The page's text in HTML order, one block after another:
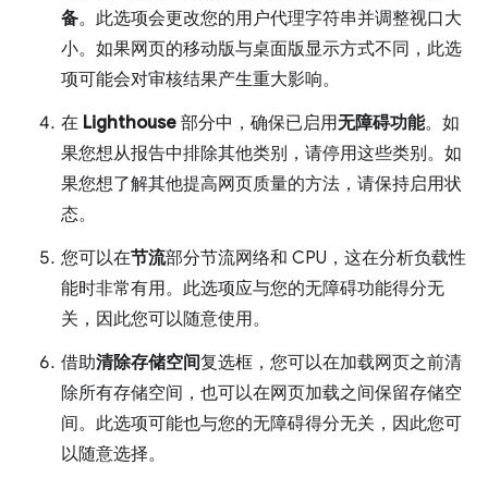
备。此选项会更改您的用户代理字符串并调整视口大
小。如果网页的移动版与桌面版显示方式不同，此选
项可能会对审核结果产生重大影响。
在 Lighthouse 部分中，确保已启用无障碍功能。如
果您想从报告中排除其他类别，请停用这些类别。如
果您想了解其他提高网页质量的方法，请保持启用状
态。
您可以在节流部分节流网络和 CPU，这在分析负载性
能时非常有用。此选项应与您的无障碍功能得分无
关，因此您可以随意使用。
借助清除存储空间复选框，您可以在加载网页之前清
除所有存储空间，也可以在网页加载之间保留存储空
间。此选项可能也与您的无障碍得分无关，因此您可
以随意选择。